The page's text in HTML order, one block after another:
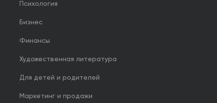
Психология
Бизнес
Финансы
Художественная литература
Для детей и родителей
Маркетинг и продажи